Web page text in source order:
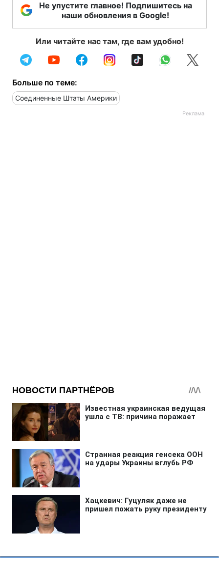
Не упустите главное! Подпишитесь на
наши обновления в Google!
Или читайте нас там, где вам удобно!
Больше по теме:
Соединенные Штаты Америки